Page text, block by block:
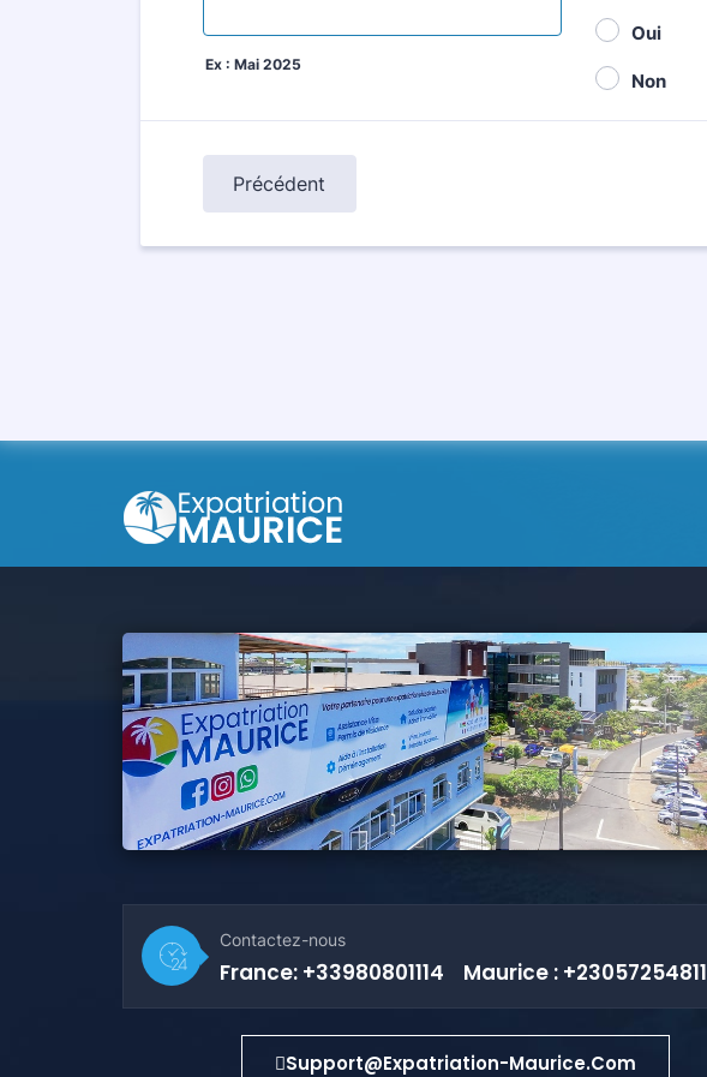
Ex : Mai 2025
Oui
Non
Précédent
Contactez-nous
France: +33980801114 Maurice : +23057254811
Support@expatriation-Maurice.com